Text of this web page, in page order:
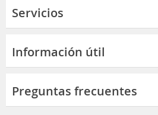
Servicios
Información útil
Preguntas frecuentes